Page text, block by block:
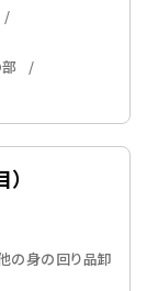
の身の回り品卸